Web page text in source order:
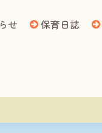
せ 保育日誌